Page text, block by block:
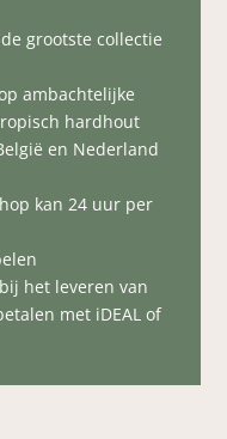
grootste collectie
ambachtelijke
hardhout
en Nederland
kan 24 uur per
het leveren van
met iDEAL of